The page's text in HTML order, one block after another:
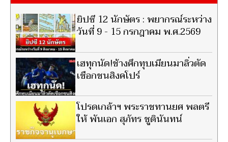
ยิปซี 12 นักษัตร : พยากรณ์ระหว่าง
วันที่ 9 - 15 กรกฎาคม พ.ศ.2569
เฮทุกนัด!ช้างศึกทุบเมียนมาลิ่วตัด
เชือกชนสิงคโปร์
โปรดเกล้าฯ พระราชทานยศ พลตรี
ให้ พันเอก สุภัทร ชูตินันทน์